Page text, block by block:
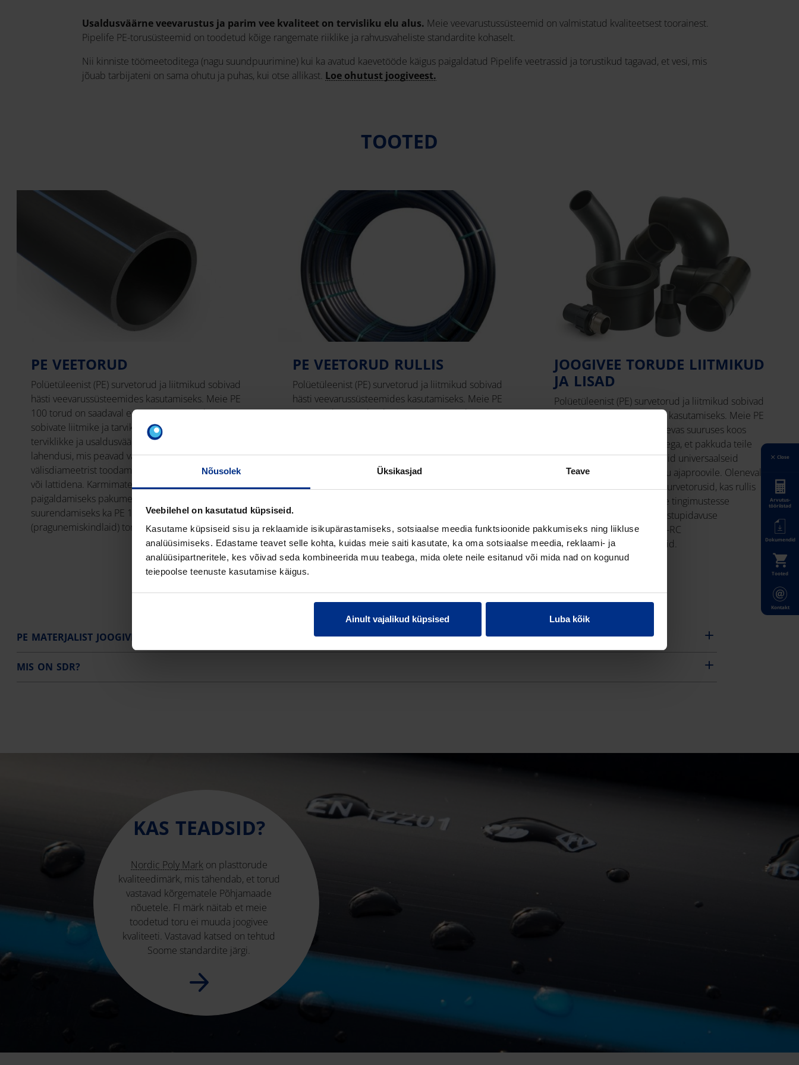
Nõusolek Üksikasjad Teave
Veebilehel on kasutatud küpsiseid.
Kasutame küpsiseid sisu ja reklaamide isikupärastamiseks, sotsiaalse meedia funktsioonide pakkumiseks ning liikluse
analüüsimiseks. Edastame teavet selle kohta, kuidas meie saiti kasutate, ka oma sotsiaalse meedia, reklaami- ja
analüüsipartneritele, kes võivad seda kombineerida muu teabega, mida olete neile esitanud või mida nad on kogunud
teiepoolse teenuste kasutamise käigus.
Ainult vajalikud küpsised Luba kõik
Usaldusväärne veevarustus ja parim vee kvaliteet on tervisliku elu alus. Meie veevarustussüsteemid on valmistatud kvaliteetsest toorainest.
Pipelife PE-torusüsteemid on toodetud kõige rangemate riiklike ja rahvusvaheliste standardite kohaselt.
Nii kinniste töömeetoditega (nagu suundpuurimine) kui ka avatud kaevetööde käigus paigaldatud Pipelife veetrassid ja torustikud tagavad, et vesi, mis
jõuab tarbijateni on sama ohutu ja puhas, kui otse allikast. Loe ohutust joogiveest.
TOOTED
PE VEETORUD
Polüetüleenist (PE) survetorud ja liitmikud sobivad
hästi veevarussüsteemides kasutamiseks. Meie PE
100 torud on saadaval erinevas suuruses koos
sobivate liitmike ja tarvikutega, et pakkuda teile
terviklikke ja usaldusväärseid universaalseid
lahendusi, mis peavad vastu ajaproovile. Olenevalt
välisdiameetrist toodame survetorusid, kas rullis
või lattidena. Karmimatesse tingimustesse
paigaldamiseks pakume vastupidavuse
suurendamiseks ka PE 100-RC
(pragunemiskindlaid) torusid.
PE VEETORUD RULLIS
Polüetüleenist (PE) survetorud ja liitmikud sobivad
hästi veevarussüsteemides kasutamiseks. Meie PE
100 torud on saadaval erinevas suuruses koos
lahendusi, mis peavad vastu ajaproovile. Olenevalt
välisdiameetrist toodame survetorusid, kas rullis
või lattidena. Karmimatesse tingimustesse
suurendamiseks ka PE 100-RC
(pragunemiskindlaid) torusid.
JOOGIVEE TORUDE LIITMIKUD
JA LISAD
Polüetüleenist (PE) survetorud ja liitmikud sobivad
hästi veevarussüsteemides kasutamiseks. Meie PE
100 torud on saadaval erinevas suuruses koos
sobivate liitmike ja tarvikutega, et pakkuda teile
terviklikke ja usaldusväärseid universaalseid
lahendusi, mis peavad vastu ajaproovile. Olenevalt
välisdiameetrist toodame survetorusid, kas rullis
või lattidena. Karmimatesse tingimustesse
paigaldamiseks pakume vastupidavuse
suurendamiseks ka PE 100-RC
(pragunemiskindlaid) torusid.
PE MATERJALIST JOOGIVEE TORUSTIKE EELISED
MIS ON SDR?
KAS TEADSID?
Nordic Poly Mark on plasttorude
kvaliteedimärk, mis tähendab, et torud
vastavad kõrgematele Põhjamaade
nõuetele. FI märk näitab et meie
toodetud toru ei muuda joogivee
kvaliteeti. Vastavad katsed on tehtud
Soome standardite järgi.
Close
Arvutus-
tööriistad
Dokumendid
Tooted
Kontakt